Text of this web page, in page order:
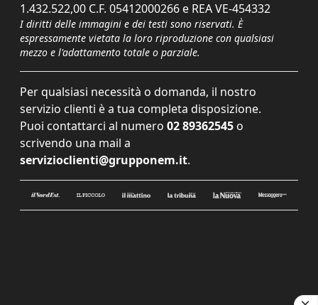
1.432.522,00 C.F. 05412000266 e REA VE-454332
I diritti delle immagini e dei testi sono riservati. È
espressamente vietata la loro riproduzione con qualsiasi
mezzo e l'adattamento totale o parziale.
Per qualsiasi necessità o domanda, il nostro
servizio clienti è a tua completa disposizione.
Puoi contattarci al numero 02 89362545 o
scrivendo una mail a
servizioclienti@grupponem.it.